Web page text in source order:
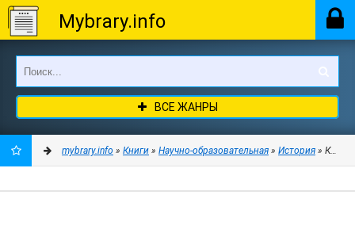
Mybrary.info
ВСЕ ЖАНРЫ
mybrary.info » Книги » Научно-образовательная » История » Каков